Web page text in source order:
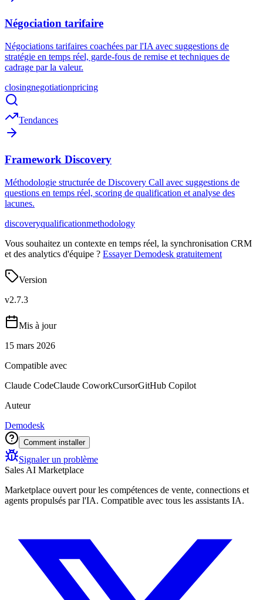
Négociation tarifaire
Négociations tarifaires coachées par l'IA avec suggestions de
stratégie en temps réel, garde-fous de remise et techniques de
cadrage par la valeur.
closingnegotiationpricing
Tendances
Framework Discovery
Méthodologie structurée de Discovery Call avec suggestions de
questions en temps réel, scoring de qualification et analyse des
lacunes.
discoveryqualificationmethodology
Vous souhaitez un contexte en temps réel, la synchronisation CRM
et des analytics d'équipe ? Essayer Demodesk gratuitement
Version
v2.7.3
Mis à jour
15 mars 2026
Compatible avec
Claude CodeClaude CoworkCursorGitHub Copilot
Auteur
Demodesk
Comment installer
Signaler un problème
Sales AI Marketplace
Marketplace ouvert pour les compétences de vente, connections et
agents propulsés par l'IA. Compatible avec tous les assistants IA.